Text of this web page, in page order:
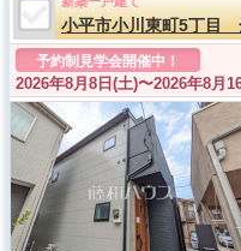
小平市小川東町5丁目
予約制見学会開催中！
2026年8月8日(土)〜2026年8月